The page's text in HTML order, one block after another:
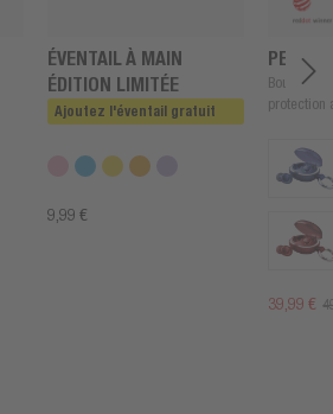
ÉVENTAIL À MAIN
ÉDITION LIMITÉE
Ajoutez l'éventail gratuit
9,99 €
Bouchons
protection
39,99 €